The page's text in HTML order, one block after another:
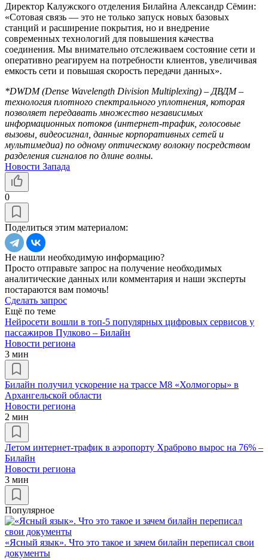
Директор Калужского отделения Билайна Александр Сёмин:
«Сотовая связь — это не только запуск новых базовых
станций и расширение покрытия, но и внедрение
современных технологий для повышения качества
соединения. Мы внимательно отслеживаем состояние сети и
оперативно реагируем на потребности клиентов, увеличивая
емкость сети и повышая скорость передачи данных».
*DWDM (Dense Wavelength Division Multiplexing) – ДВДМ –
технология плотного спектрального уплотнения, которая
позволяет передавать множество независимых
информационных потоков (интернет-трафик, голосовые
вызовы, видеосигнал, данные корпоративных сетей и
мультимедиа) по одному оптическому волокну посредством
разделения сигналов по длине волны.
Новости Запада
0
Поделиться этим материалом:
Не нашли необходимую информацию?
Просто отправьте запрос на получение необходимых
аналитические данных или комментария и наши эксперты
постараются вам помочь!
Сделать запрос
Ещё по теме
Нейросети вошли в топ-5 популярных цифровых сервисов у
пассажиров Пулково – Билайн
Новости региона
3 мин
Билайн получил ускорение на трассе М8 «Холмогоры» в
Архангельской области
Новости региона
2 мин
Летом интернет-трафик в аэропорту Храброво вырос на 76% –
Билайн
Новости региона
3 мин
Популярное
«Ясный язык». Что это такое и зачем билайн переписал свои
документы